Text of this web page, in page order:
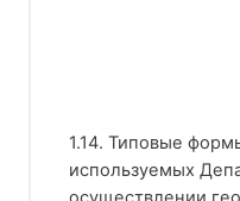
1.14. Типовые
используемых